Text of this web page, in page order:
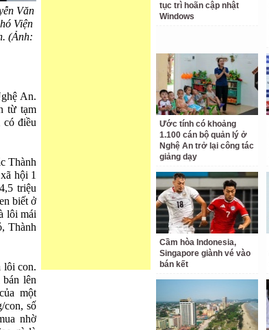
Văn
Viện
(Ảnh:
An.
từ tạm
có điều
Thành
hội 1
triệu
biết ở
lôi mái
Thành
lôi con.
bán lên
một
con, số
nhờ
tục trì hoãn cập nhật
Windows
Ước tính có khoảng
1.100 cán bộ quản lý ở
Nghệ An trở lại công tác
giảng dạy
Cầm hòa Indonesia,
Singapore giành vé vào
bán kết